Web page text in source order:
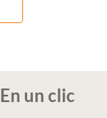
En un clic